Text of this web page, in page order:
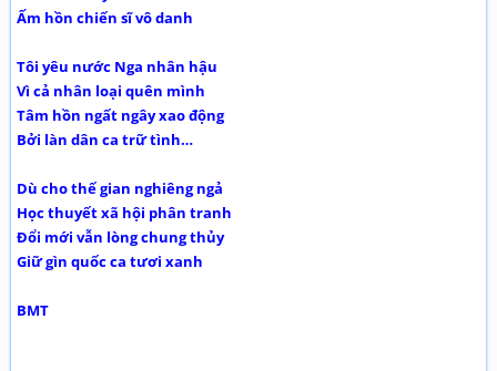
Ấm hồn chiến sĩ vô danh
Tôi yêu nước Nga nhân hậu
Vì cả nhân loại quên mình
Tâm hồn ngất ngây xao động
Bởi làn dân ca trữ tình…
Dù cho thế gian nghiêng ngả
Học thuyết xã hội phân tranh
Đổi mới vẫn lòng chung thủy
Giữ gìn quốc ca tươi xanh
BMT